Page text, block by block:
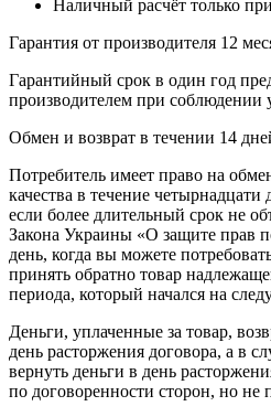
Наличный расчёт только
Гарантия от производителя 12
Гарантийный срок в один год
производителем при соблюдении
Обмен и возврат в течении 14
Потребитель имеет право на
качества в течение
если более длительный срок не
Закона Украины «О защите прав
день, когда вы можете
принять обратно товар
периода, который начался на
Деньги, уплаченные за товар,
день расторжения договора, а в
вернуть деньги в день
по договоренности сторон, но не